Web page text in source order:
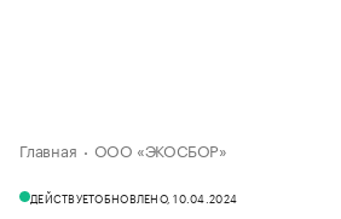
Главная ООО «ЭКОСБОР»
ДЕЙСТВУЕТОБНОВЛЕНО, 10.04.2024